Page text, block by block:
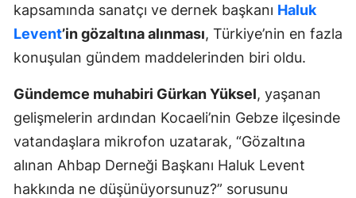
kapsamında sanatçı ve dernek başkanı Haluk
Levent’in gözaltına alınması, Türkiye’nin en fazla
konuşulan gündem maddelerinden biri oldu.
Gündemce muhabiri Gürkan Yüksel, yaşanan
gelişmelerin ardından Kocaeli’nin Gebze ilçesinde
vatandaşlara mikrofon uzatarak, “Gözaltına
alınan Ahbap Derneği Başkanı Haluk Levent
hakkında ne düşünüyorsunuz?” sorusunu